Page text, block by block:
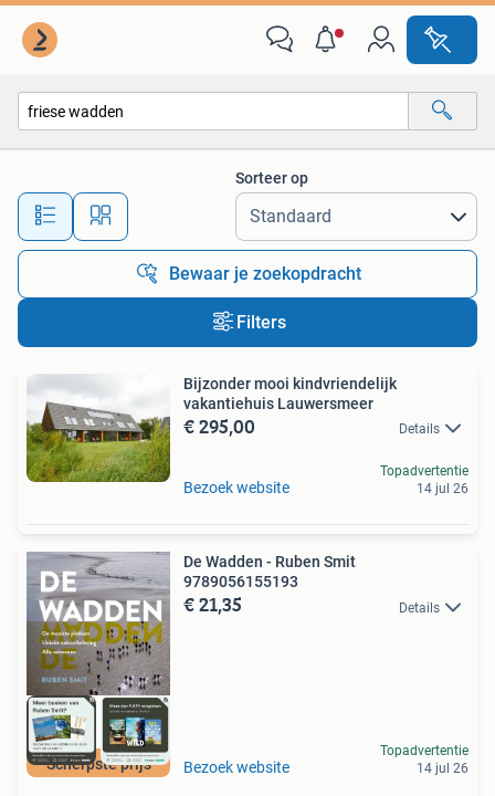
Alle afstanden…
Sorteer op
Bewaar je zoekopdracht
Filters
Bijzonder mooi kindvriendelijk
vakantiehuis Lauwersmeer
€ 295,00 Details
Bezoek website
Topadvertentie
14 jul 26
Scherpste prijs
De Wadden - Ruben Smit
9789056155193
€ 21,35 Details
Bezoek website
Topadvertentie
14 jul 26